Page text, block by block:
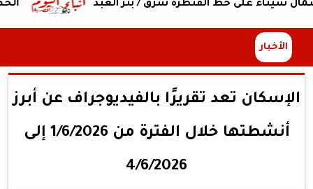
الحصاد على خط القنطرة شرق / بئر العبد
الأخبار
الإسكان تعد تقريرًا بالفيديوجراف عن أبرز
أنشطتها خلال الفترة من 1/6/2026 إلى
4/6/2026